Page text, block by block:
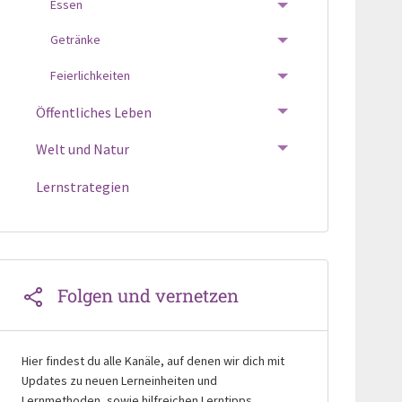
Essen
TOGGLE MENU
Getränke
TOGGLE MENU
Feierlichkeiten
TOGGLE MENU
Öffentliches Leben TOGGLE MENU
Welt und Natur TOGGLE MENU
Lernstrategien
Folgen und vernetzen
Hier findest du alle Kanäle, auf denen wir dich mit
Updates zu neuen Lerneinheiten und